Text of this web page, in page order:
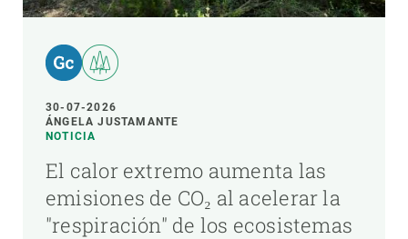
30-07-2026
ÁNGELA JUSTAMANTE
NOTICIA
El calor extremo aumenta las
emisiones de CO₂ al acelerar la
"respiración" de los ecosistemas